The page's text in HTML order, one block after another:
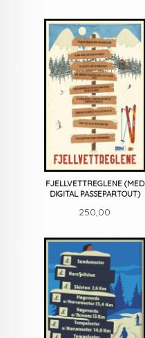
FJELLVETTREGLENE (MED
DIGITAL PASSEPARTOUT)
Pris
250,00